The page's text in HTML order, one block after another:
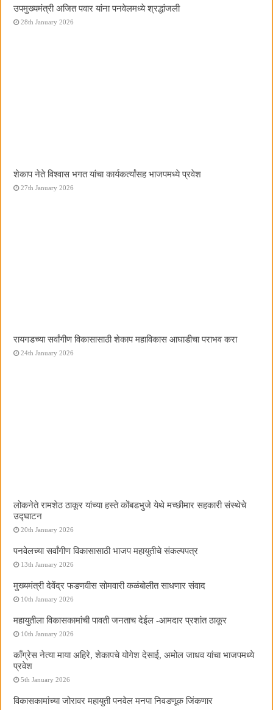
उपमुख्यमंत्री अजित पवार यांना पनवेलमध्ये श्रद्धांजली
28th January 2026
शेकाप नेते विश्वास भगत यांचा कार्यकर्त्यांसह भाजपमध्ये प्रवेश
27th January 2026
रायगडच्या सर्वांगीण विकासासाठी शेकाप महाविकास आघाडीचा पराभव करा
24th January 2026
लोकनेते रामशेठ ठाकूर यांच्या हस्ते कोंबडभुजे येथे मच्छीमार सहकारी संस्थेचे
उद्घाटन
20th January 2026
पनवेलच्या सर्वांगीण विकासासाठी भाजप महायुतीचे संकल्पपत्र
13th January 2026
मुख्यमंत्री देवेंद्र फडणवीस सोमवारी कळंबोलीत साधणार संवाद
10th January 2026
महायुतीला विकासकामांची पावती जनताच देईल -आमदार प्रशांत ठाकूर
10th January 2026
काँग्रेस नेत्या माया अहिरे, शेकापचे योगेश देसाई, अमोल जाधव यांचा भाजपमध्ये
प्रवेश
5th January 2026
विकासकामांच्या जोरावर महायुती पनवेल मनपा निवडणूक जिंकणार